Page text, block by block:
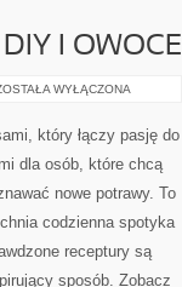
I OWOCE
WYŁĄCZONA
który łączy pasję do
dla osób, które chcą
nowe potrawy. To
codzienna spotyka
receptury są
sposób. Zobacz